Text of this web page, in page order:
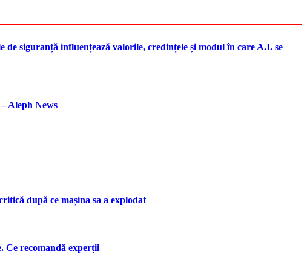
siguranță influențează valorile, credințele și modul în care A.I. se
Aleph News
după ce mașina sa a explodat
Ce recomandă experții